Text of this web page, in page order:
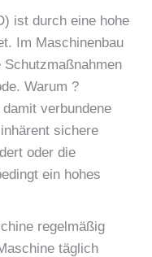
ist durch eine hohe
Im Maschinenbau
Warum ?
verbundene
sichere
oder die
ein hohes
regelmäßig
täglich